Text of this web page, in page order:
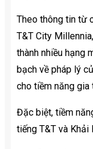
Theo thông tin từ
T&T City
thành nhiều hạng
bạch về pháp lý
cho tiềm năng
Đặc biệt, tiềm
tiếng T&T và Khải